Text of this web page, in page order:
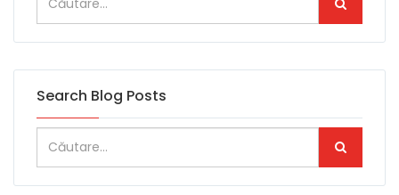
Search Blog Posts